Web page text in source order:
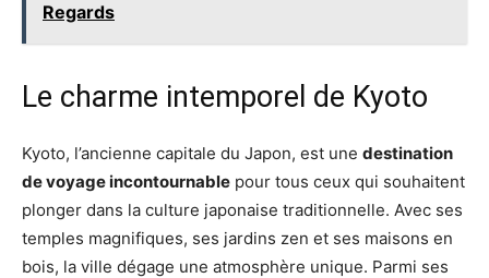
Regards
Le charme intemporel de Kyoto
Kyoto, l’ancienne capitale du Japon, est une destination
de voyage incontournable pour tous ceux qui souhaitent
plonger dans la culture japonaise traditionnelle. Avec ses
temples magnifiques, ses jardins zen et ses maisons en
bois, la ville dégage une atmosphère unique. Parmi ses